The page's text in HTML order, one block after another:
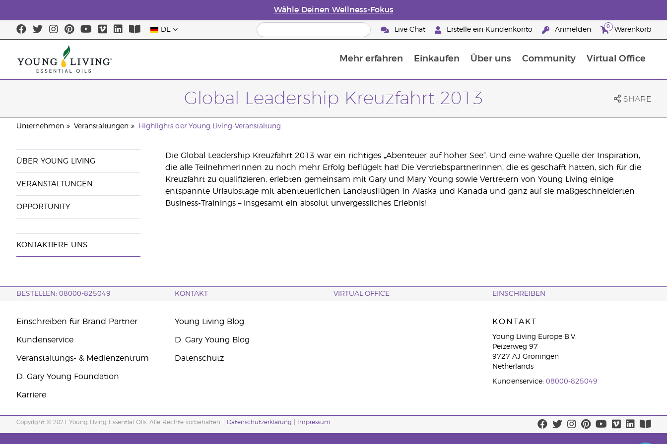
Wähle Deinen Wellness-Fokus
DE Live Chat Erstelle ein Kundenkonto Anmelden 0 Warenkorb
Mehr erfahren Einkaufen Über uns Community Virtual Office
Global Leadership Kreuzfahrt 2013 SHARE
Unternehmen Veranstaltungen Highlights der Young Living-Veranstaltung
ÜBER YOUNG LIVING
VERANSTALTUNGEN
OPPORTUNITY
KONTAKTIERE UNS
Die Global Leadership Kreuzfahrt 2013 war ein richtiges „Abenteuer auf hoher See“. Und eine wahre Quelle der Inspiration,
die alle TeilnehmerInnen zu noch mehr Erfolg beflügelt hat! Die VertriebspartnerInnen, die es geschafft hatten, sich für die
Kreuzfahrt zu qualifizieren, erlebten gemeinsam mit Gary und Mary Young sowie Vertretern von Young Living einige
entspannte Urlaubstage mit abenteuerlichen Landausflügen in Alaska und Kanada und ganz auf sie maßgeschneiderten
Business-Trainings – insgesamt ein absolut unvergessliches Erlebnis!
BESTELLEN: 08000-825049 KONTAKT VIRTUAL OFFICE EINSCHREIBEN
Einschreiben für Brand Partner
Kundenservice
Veranstaltungs- & Medienzentrum
D. Gary Young Foundation
Karriere
Young Living Blog
D. Gary Young Blog
Datenschutz
KONTAKT
Young Living Europe B.V.
Peizerweg 97
9727 AJ Groningen
Netherlands
Kundenservice: 08000-825049
Copyright © 2021 Young Living Essential Oils. Alle Rechte vorbehalten. | Datenschutzerklärung Impressum